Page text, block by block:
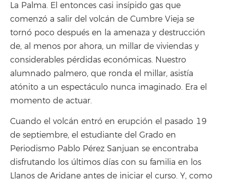
La Palma. El entonces casi insípido gas que
comenzó a salir del volcán de Cumbre Vieja se
tornó poco después en la amenaza y destrucción
de, al menos por ahora, un millar de viviendas y
considerables pérdidas económicas. Nuestro
alumnado palmero, que ronda el millar, asistía
atónito a un espectáculo nunca imaginado. Era el
momento de actuar.
Cuando el volcán entró en erupción el pasado 19
de septiembre, el estudiante del Grado en
Periodismo Pablo Pérez Sanjuan se encontraba
disfrutando los últimos días con su familia en los
Llanos de Aridane antes de iniciar el curso. Y, como